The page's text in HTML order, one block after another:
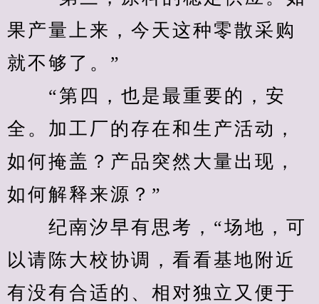
果产量上来，今天这种零散采购
就不够了。”
“第四，也是最重要的，安
全。加工厂的存在和生产活动，
如何掩盖？产品突然大量出现，
如何解释来源？”
纪南汐早有思考，“场地，可
以请陈大校协调，看看基地附近
有没有合适的、相对独立又便于